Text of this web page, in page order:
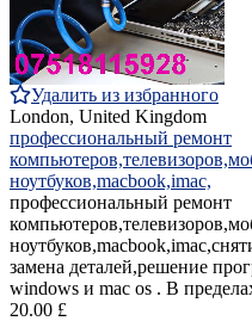
Удалить из избранного
London, United Kingdom
профессиональный ремонт
ноутбуков,macbook,imac,
профессиональный ремонт
замена деталей,решение
windows и mac os . В
20.00 £